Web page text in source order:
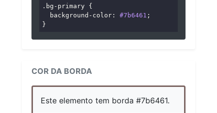
.bg-primary {
background-color : #7b6461 ;
}
COR DA BORDA
Este elemento tem borda #7b6461.